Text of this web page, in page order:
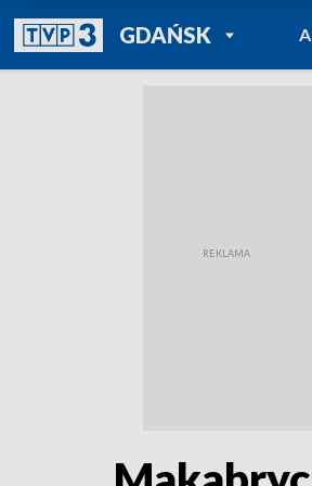
GDAŃSKPOWRÓT DO
TVP REGIONY